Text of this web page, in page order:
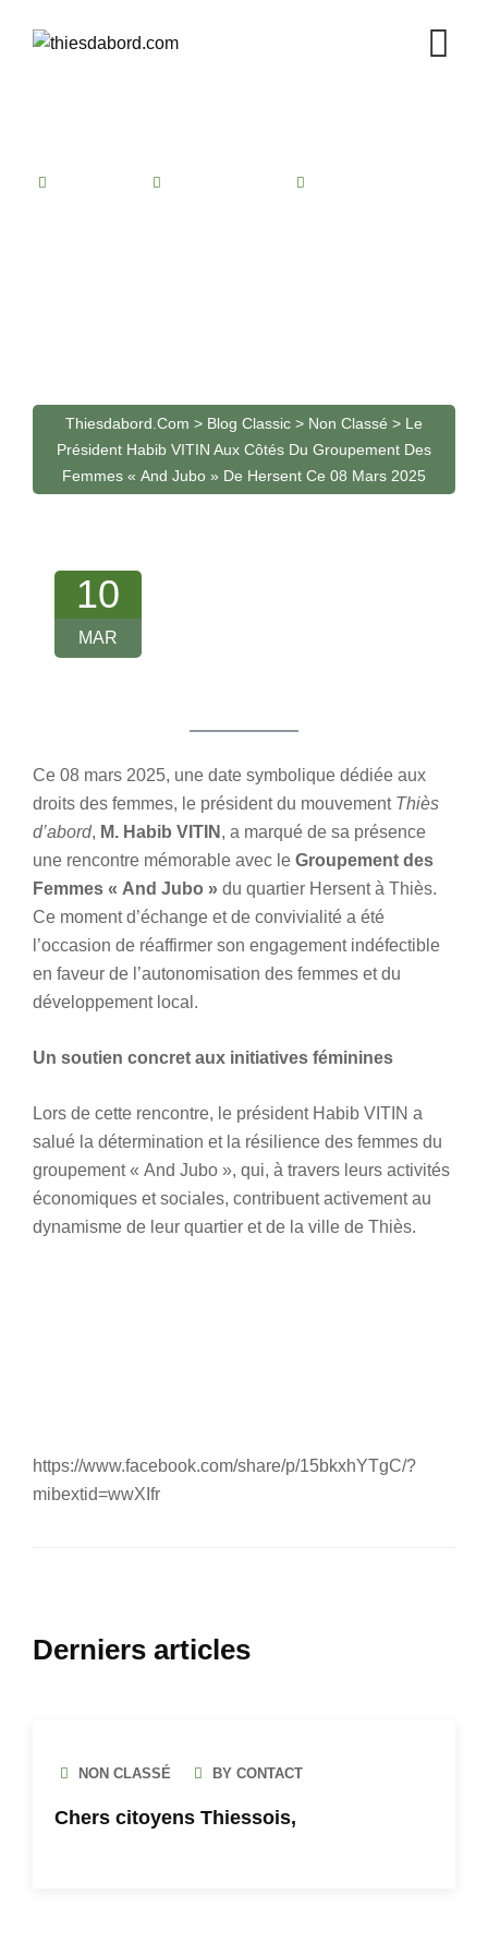
Thiesdabord.com > Blog Classic > Non Classé > Le
Président Habib VITIN Aux Côtés Du Groupement Des
Femmes « And Jubo » De Hersent Ce 08 Mars 2025
10
MAR
Ce 08 mars 2025, une date symbolique dédiée aux
droits des femmes, le président du mouvement Thiès
d’abord, M. Habib VITIN , a marqué de sa présence
une rencontre mémorable avec le Groupement des
Femmes « And Jubo » du quartier Hersent à Thiès.
Ce moment d’échange et de convivialité a été
l’occasion de réaffirmer son engagement indéfectible
en faveur de l’autonomisation des femmes et du
développement local.
Un soutien concret aux initiatives féminines
Lors de cette rencontre, le président Habib VITIN a
salué la détermination et la résilience des femmes du
groupement « And Jubo », qui, à travers leurs activités
économiques et sociales, contribuent activement au
dynamisme de leur quartier et de la ville de Thiès.
https://www.facebook.com/share/p/15bkxhYTgC/?
mibextid=wwXIfr
Derniers articles
NON CLASSÉ BY CONTACT
Chers citoyens Thiessois,